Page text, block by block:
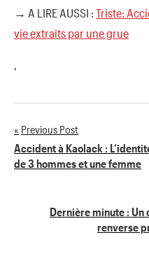
→ A LIRE AUSSI : Triste:
vie extraits par une grue
'
Navigation
de
Previous Post
Accident à Kaolack :
de 3 hommes et une femme
Dernière minute :
renverse